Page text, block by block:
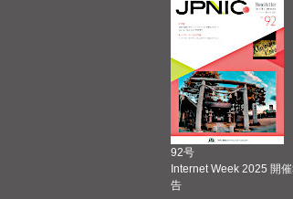
92号
Internet Week 2025 開催
告